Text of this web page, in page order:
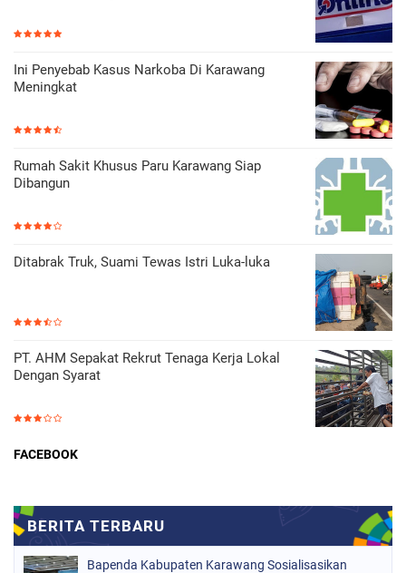
Ini Penyebab Kasus Narkoba Di Karawang
Meningkat
Rumah Sakit Khusus Paru Karawang Siap
Dibangun
Ditabrak Truk, Suami Tewas Istri Luka-luka
PT. AHM Sepakat Rekrut Tenaga Kerja Lokal
Dengan Syarat
FACEBOOK
Bapenda Kabupaten Karawang Sosialisasikan